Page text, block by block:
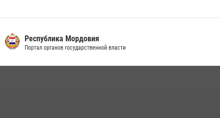
обеспечили безопасность на футбольных мероприятиях: от
регионального турнира до Суперкубка России
Республика Мордовия
Портал органов государственной власти